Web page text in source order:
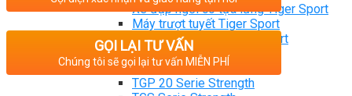
Xe đạp ngồi có tựa lưng Tiger Sport
Máy trượt tuyết Tiger Sport
Máy chèo thuyền Tiger Sport
Strength Tiger Sport
TGP Serie Strength
TGP 20 Serie Strength
GỌI LẠI TƯ VẤN
Chúng tôi sẽ gọi lại tư vấn MIỄN PHÍ